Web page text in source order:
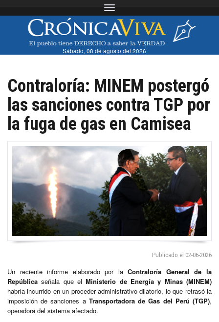
Toggle navigation
Sábado, 08 de agosto del 2026
Contraloría: MINEM postergó
las sanciones contra TGP por
la fuga de gas en Camisea
Publicado el 02-06-2026
Un reciente informe elaborado por laContraloría General de la
República señala que elMinisterio de Energía y Minas (MINEM)
habría incurrido en un proceder administrativo dilatorio, lo que retrasó la
imposición de sanciones a Transportadora de Gas del Perú (TGP),
operadora del sistema afectado.